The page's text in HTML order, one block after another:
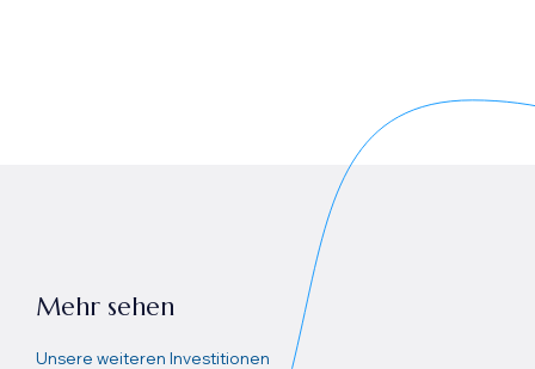
Mehr sehen
Unsere weiteren Investitionen